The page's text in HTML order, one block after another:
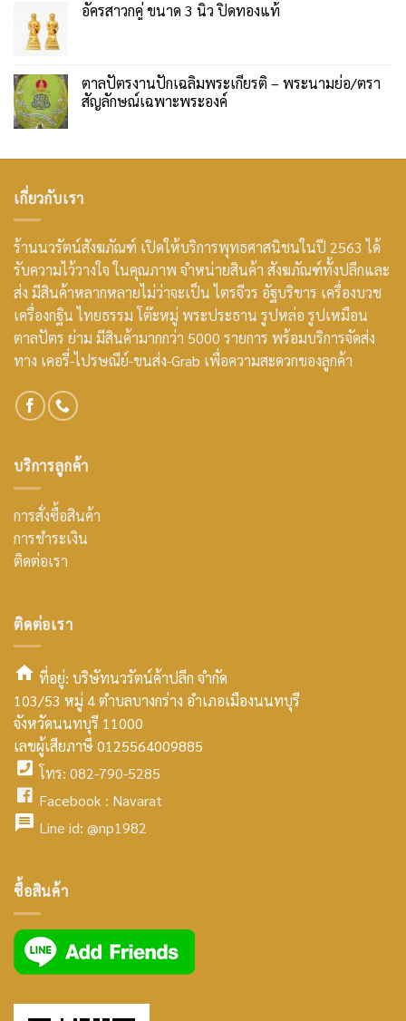
อัครสาวกคู่ ขนาด 3 นิ้ว ปิดทองแท้
ตาลปัตรงานปักเฉลิมพระเกียรติ – พระนามย่อ/ตรา
สัญลักษณ์เฉพาะพระองค์
เกี่ยวกับเรา
ร้านนวรัตน์สังฆภัณฑ์ เปิดให้บริการพุทธศาสนิชนในปี 2563 ได้
รับความไว้วางใจ ในคุณภาพ จำหน่ายสินค้า สังฆภัณฑ์ทั้งปลีกและ
ส่ง มีสินค้าหลากหลายไม่ว่าจะเป็น ไตรจีวร อัฐบริขาร เครื่องบวช
เครื่องกฐิน ไทยธรรม โต๊ะหมู่ พระประธาน รูปหล่อ รูปเหมือน
ตาลปัตร ย่าม มีสินค้ามากกว่า 5000 รายการ พร้อมบริการจัดส่ง
ทาง เคอรี่-ไปรษณีย์-ขนส่ง-Grab เพื่อความสะดวกของลูกค้า
บริการลูกค้า
การสั่งซื้อสินค้า
การชำระเงิน
ติดต่อเรา
ติดต่อเรา
smt2
home
icon
ที่อยู่: บริษัทนวรัตน์ค้าปลีก จำกัด
103/53 หมู่ 4 ตำบลบางกร่าง อำเภอเมืองนนทบุรี
จังหวัดนนทบุรี 11000
เลขผู้เสียภาษี 0125564009885
facebook
icon
โทร: 082-790-5285
facebook
Facebook : Navarat
icon
Line id: @np1982
ซื้อสินค้า